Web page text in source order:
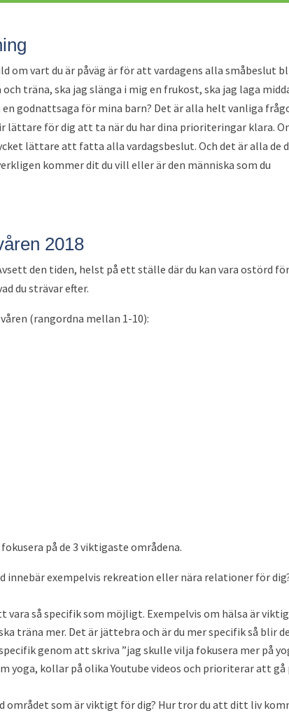
vart du är påväg är för att vardagens alla småbeslut
träna, ska jag slänga i mig en frukost, ska jag laga
en godnattsaga för mina barn? Det är alla helt vanliga
lättare för dig att ta när du har dina prioriteringar klara.
lättare att fatta alla vardagsbeslut. Och det är alla de
kommer dit du vill eller är den människa som du
2018
den tiden, helst på ett ställe där du kan vara ostörd
du strävar efter.
(rangordna mellan 1-10):
på de 3 viktigaste områdena.
innebär exempelvis rekreation eller nära relationer för
vara så specifik som möjligt. Exempelvis om hälsa är
träna mer. Det är jättebra och är du mer specifik så blir
genom att skriva ”jag skulle vilja fokusera mer på
yoga, kollar på olika Youtube videos och prioriterar att gå
området som är viktigt för dig? Hur tror du att ditt liv